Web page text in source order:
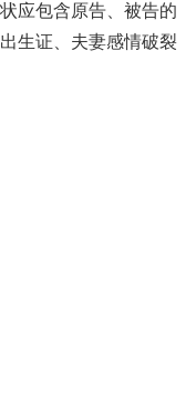
应包含原告、被告的
生证、夫妻感情破裂